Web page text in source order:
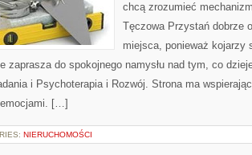
chcą zrozumieć
Tęczowa Przystań dobrze
miejsca, ponieważ kojarzy
zaprasza do spokojnego namysłu nad tym, co
i Psychoterapia i Rozwój. Strona ma
[…]
NIERUCHOMOŚCI